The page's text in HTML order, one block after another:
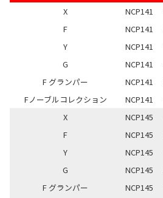
X
NCP141
F
NCP141
Y
NCP141
G
NCP141
F グランパー
NCP141
Fノーブルコレクション
NCP141
X
NCP145
F
NCP145
Y
NCP145
G
NCP145
F グランパー
NCP145